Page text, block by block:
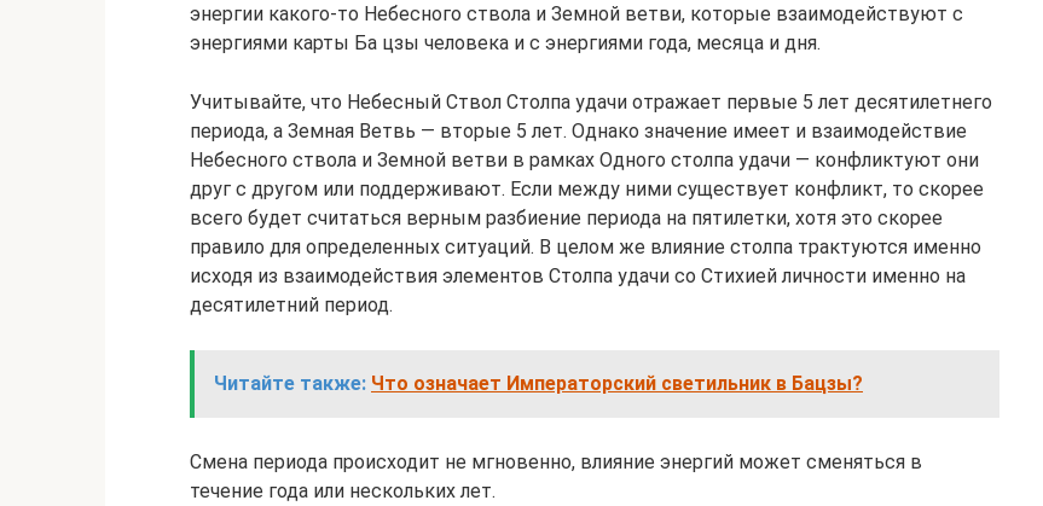
энергии какого-то Небесного ствола и Земной ветви, которые взаимодействуют с
энергиями карты Ба цзы человека и с энергиями года, месяца и дня.
Учитывайте, что Небесный Ствол Столпа удачи отражает первые 5 лет десятилетнего
периода, а Земная Ветвь — вторые 5 лет. Однако значение имеет и взаимодействие
Небесного ствола и Земной ветви в рамках Одного столпа удачи — конфликтуют они
друг с другом или поддерживают. Если между ними существует конфликт, то скорее
всего будет считаться верным разбиение периода на пятилетки, хотя это скорее
правило для определенных ситуаций. В целом же влияние столпа трактуются именно
исходя из взаимодействия элементов Столпа удачи со Стихией личности именно на
десятилетний период.
Читайте также: Что означает Императорский светильник в Бацзы?
Смена периода происходит не мгновенно, влияние энергий может сменяться в
течение года или нескольких лет.